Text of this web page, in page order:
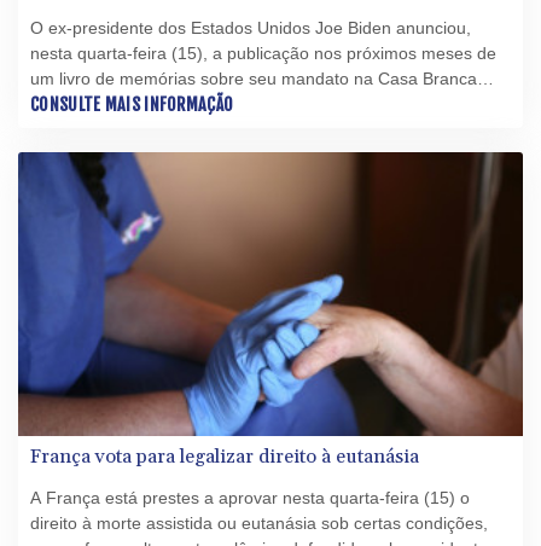
O ex-presidente dos Estados Unidos Joe Biden anunciou,
nesta quarta-feira (15), a publicação nos próximos meses de
um livro de memórias sobre seu mandato na Casa Branca
(2021-2025) e afirmou que o tratamento contra o câncer vai
CONSULTE MAIS INFORMAÇÃO
França vota para legalizar direito à eutanásia
A França está prestes a aprovar nesta quarta-feira (15) o
direito à morte assistida ou eutanásia sob certas condições,